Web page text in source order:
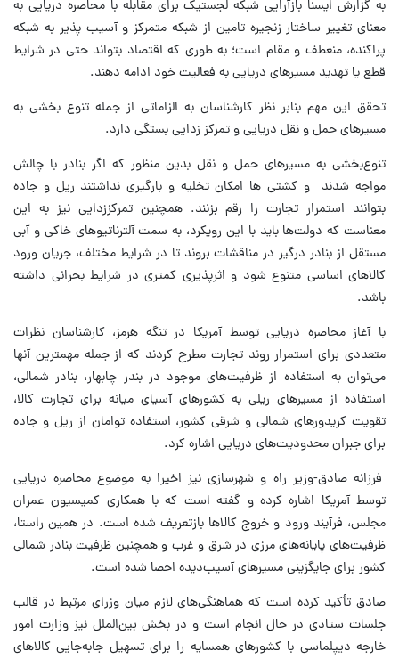
به گزارش ایسنا بازآرایی شبکه لجستیک برای مقابله با محاصره دریایی به
معنای تغییر ساختار زنجیره تامین از شبکه متمرکز و آسیب پذیر به شبکه
پراکنده، منعطف و مقام است؛ به طوری که اقتصاد بتواند حتی در شرایط
قطع یا تهدید مسیرهای دریایی به فعالیت خود ادامه دهند.
تحقق این مهم بنابر نظر کارشناسان به الزاماتی از جمله تنوع بخشی به
مسیرهای حمل و نقل دریایی و تمرکز زدایی بستگی دارد.
تنوع‌بخشی به مسیرهای حمل و نقل بدین منظور که اگر بنادر با چالش
مواجه شدند و کشتی ها امکان تخلیه و بارگیری نداشتند ریل و جاده
بتوانند استمرار تجارت را رقم بزنند. همچنین تمرکززدایی نیز به این
معناست که دولت‌ها باید با این رویکرد، به سمت آلترناتیوهای خاکی و آبی
مستقل از بنادر درگیر در مناقشات بروند تا در شرایط مختلف، جریان ورود
کالاهای اساسی متنوع شود و اثرپذیری کمتری در شرایط بحرانی داشته
باشد.
با آغاز محاصره دریایی توسط آمریکا در تنگه هرمز، کارشناسان نظرات
متعددی برای استمرار روند تجارت مطرح کردند که از جمله مهمترین‌ آنها
می‌توان به استفاده از ظرفیت‌های موجود در بندر چابهار، بنادر شمالی،
استفاده از مسیرهای ریلی به کشورهای آسیای میانه برای تجارت کالا،
تقویت کریدورهای شمالی و شرقی کشور، استفاده توامان از ریل و جاده
برای جبران محدودیت‌های دریایی اشاره کرد.
فرزانه صادق-وزیر راه و شهرسازی نیز اخیرا به موضوع محاصره دریایی
توسط آمریکا اشاره کرده و گفته است که با همکاری کمیسیون عمران
مجلس، فرآیند ورود و خروج کالاها بازتعریف شده است. در همین راستا،
ظرفیت‌های پایانه‌های مرزی در شرق و غرب و همچنین ظرفیت بنادر شمالی
کشور برای جایگزینی مسیرهای آسیب‌دیده احصا شده است.
صادق تأکید کرده است که هماهنگی‌های لازم میان وزرای مرتبط در قالب
جلسات ستادی در حال انجام است و در بخش بین‌الملل نیز وزارت امور
خارجه دیپلماسی با کشورهای همسایه را برای تسهیل جابه‌جایی کالاهای